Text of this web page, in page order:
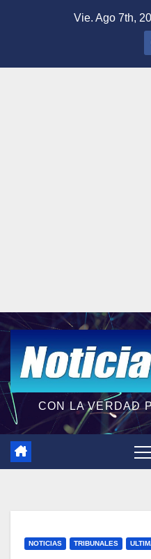
Vie. Ago 7th,
CON LA VERDAD
NOTICIAS TRIBUNALES